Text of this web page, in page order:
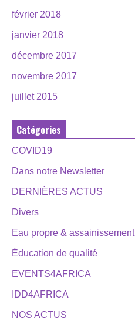
février 2018
janvier 2018
décembre 2017
novembre 2017
juillet 2015
Catégories
COVID19
Dans notre Newsletter
DERNIÈRES ACTUS
Divers
Eau propre & assainissement
Éducation de qualité
EVENTS4AFRICA
IDD4AFRICA
NOS ACTUS